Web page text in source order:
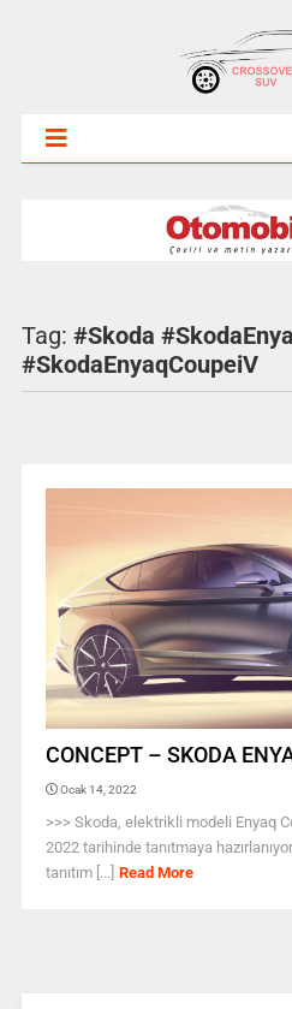
Tag: #Skoda
#SkodaEnyaqCoupeiV
CONCEPT – SKODA
Ocak 14, 2022
>>> Skoda, elektrikli modeli Enyaq
2022 tarihinde tanıtmaya
tanıtım [...] Read More